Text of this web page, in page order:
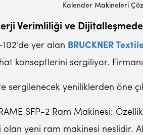
Kalender Makineleri
Verimliliği ve
102'de yer alan BRUCKNER
konseptlerini sergiliyor.
sergilenecek yeniliklerden öne
SFP-2 Ram Makinesi:
olan yeni ram makinesi